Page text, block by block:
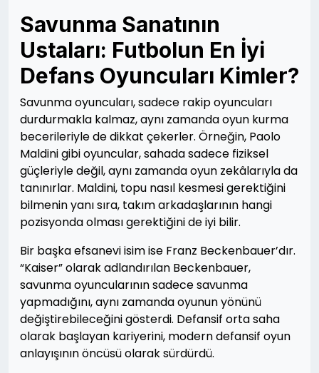
Savunma Sanatının
Ustaları: Futbolun En İyi
Defans Oyuncuları Kimler?
Savunma oyuncuları, sadece rakip oyuncuları
durdurmakla kalmaz, aynı zamanda oyun kurma
becerileriyle de dikkat çekerler. Örneğin, Paolo
Maldini gibi oyuncular, sahada sadece fiziksel
güçleriyle değil, aynı zamanda oyun zekâlarıyla da
tanınırlar. Maldini, topu nasıl kesmesi gerektiğini
bilmenin yanı sıra, takım arkadaşlarının hangi
pozisyonda olması gerektiğini de iyi bilir.
Bir başka efsanevi isim ise Franz Beckenbauer’dır.
“Kaiser” olarak adlandırılan Beckenbauer,
savunma oyuncularının sadece savunma
yapmadığını, aynı zamanda oyunun yönünü
değiştirebileceğini gösterdi. Defansif orta saha
olarak başlayan kariyerini, modern defansif oyun
anlayışının öncüsü olarak sürdürdü.